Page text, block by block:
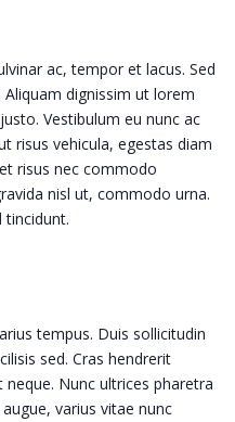
ac, tempor et lacus. Sed
dignissim ut lorem
Vestibulum eu nunc ac
risus vehicula, egestas diam
risus nec commodo
nisl ut, commodo urna.
tincidunt.
tempus. Duis sollicitudin
sed. Cras hendrerit
Nunc ultrices pharetra
varius vitae nunc